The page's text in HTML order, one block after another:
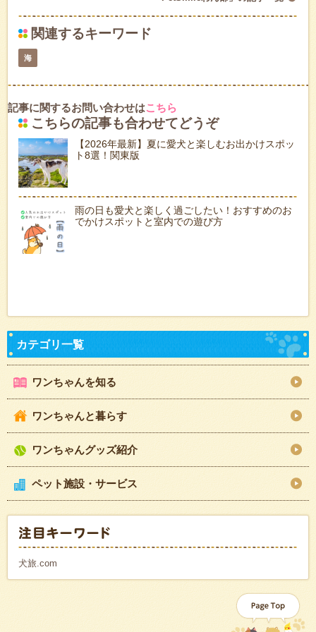
関連するキーワード
海
記事に関するお問い合わせはこちら
こちらの記事も合わせてどうぞ
【2026年最新】夏に愛犬と楽しむお出かけスポッ
ト8選！関東版
雨の日も愛犬と楽しく過ごしたい！おすすめのお
でかけスポットと室内での遊び方
ワンちゃんを知る
ワンちゃんと暮らす
ワンちゃんグッズ紹介
ペット施設・サービス
犬旅.com